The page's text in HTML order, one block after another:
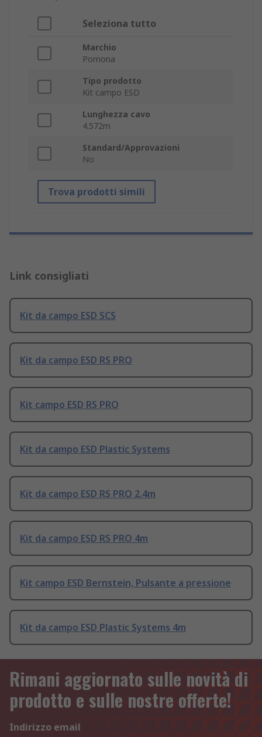
Seleziona tutto
Marchio
Pomona
Tipo prodotto
Kit campo ESD
Lunghezza cavo
4.572m
Standard/Approvazioni
No
Trova prodotti simili
Link consigliati
Kit da campo ESD SCS
Kit da campo ESD RS PRO
Kit campo ESD RS PRO
Kit da campo ESD Plastic Systems
Kit da campo ESD RS PRO 2.4m
Kit da campo ESD RS PRO 4m
Kit campo ESD Bernstein, Pulsante a pressione
Kit da campo ESD Plastic Systems 4m
Rimani aggiornato sulle novità di
prodotto e sulle nostre offerte!
Indirizzo email